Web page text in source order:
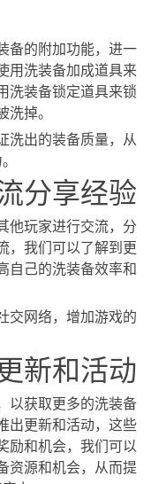
备的附加功能，进一
用洗装备加成道具来
洗装备锁定道具来锁
掉。
洗出的装备质量，从
分享经验
他玩家进行交流，分
，我们可以了解到更
自己的洗装备效率和
交网络，增加游戏的
新和活动
以获取更多的洗装备
出更新和活动，这些
励和机会，我们可以
资源和机会，从而提